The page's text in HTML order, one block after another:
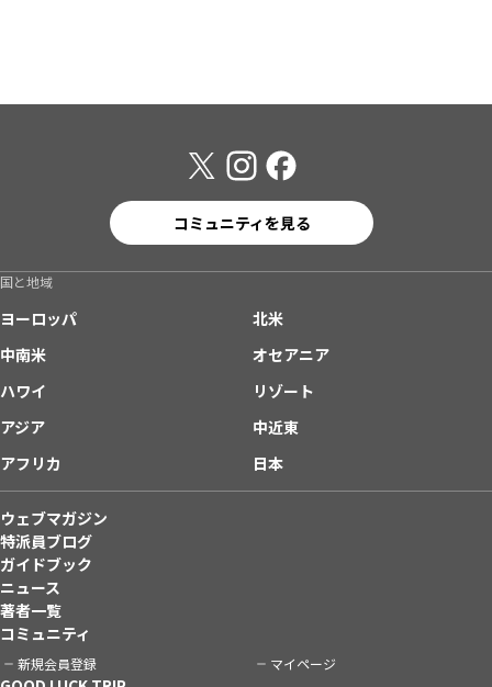
コミュニティを見る
国と地域
ヨーロッパ
北米
中南米
オセアニア
ハワイ
リゾート
アジア
中近東
アフリカ
日本
ウェブマガジン
特派員ブログ
ガイドブック
ニュース
著者一覧
コミュニティ
新規会員登録 マイページ